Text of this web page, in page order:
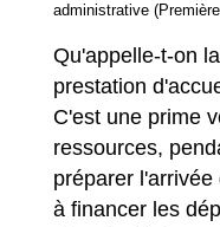
administrative
Qu'appelle-t-on
prestation
C'est une prime
ressources,
préparer
à financer les